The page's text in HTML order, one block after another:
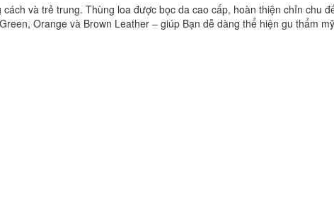
và trẻ trung. Thùng loa được bọc da cao cấp, hoàn thiện chỉn chu
Orange và Brown Leather – giúp Bạn dễ dàng thể hiện gu thẩm